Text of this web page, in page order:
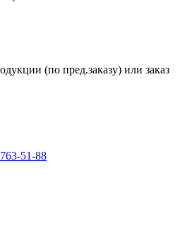
(по пред.заказу) или заказ
51-88